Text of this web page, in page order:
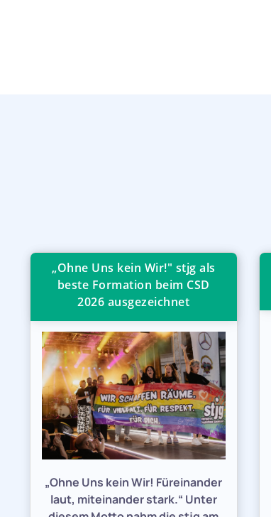
„Ohne Uns kein Wir!" stjg als
beste Formation beim CSD
2026 ausgezeichnet
„Ohne Uns kein Wir! Füreinander
laut, miteinander stark.“ Unter